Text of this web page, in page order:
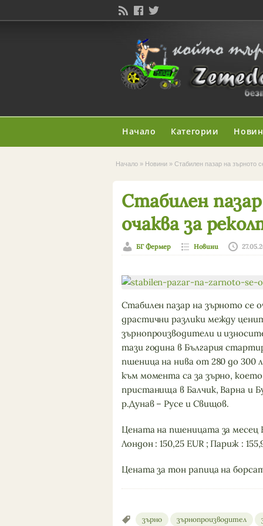
Начало Категории
Начало » Новини » Стабилен пазар на зърното
Стабилен
очаква за
БГ Фермер Новини
Стабилен пазар на зърното се
драстични разлики между
зърнопроизводители и
тази година в България
пшеница на нива от 280 до
към момента са за зърно,
пристанища в Балчик, Варна и
р.Дунав – Русе и Свищов.
Цената на пшеницата за месец
Лондон : 150,25 EUR ; Париж :
Цената за тон рапица на
зърно зърнопроизводител